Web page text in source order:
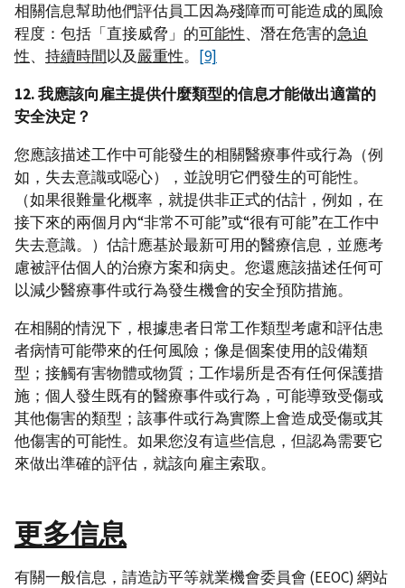
相關信息幫助他們評估員工因為殘障而可能造成的風險
程度：包括「直接威脅」的可能性、潛在危害的急迫
性、 持續時間以及嚴重性。 [9]
12. 我應該向雇主提供什麼類型的信息才能做出適當的
安全決定？
您應該描述工作中可能發生的相關醫療事件或行為（例
如，失去意識或噁心），並說明它們發生的可能性。
（如果很難量化概率，就提供非正式的估計，例如，在
接下來的兩個月內“非常不可能”或“很有可能”在工作中
失去意識。）估計應基於最新可用的醫療信息，並應考
慮被評估個人的治療方案和病史。您還應該描述任何可
以減少醫療事件或行為發生機會的安全預防措施。
在相關的情況下，根據患者日常工作類型考慮和評估患
者病情可能帶來的任何風險；像是個案使用的設備類
型；接觸有害物體或物質；工作場所是否有任何保護措
施；個人發生既有的醫療事件或行為，可能導致受傷或
其他傷害的類型；該事件或行為實際上會造成受傷或其
他傷害的可能性。如果您沒有這些信息，但認為需要它
來做出準確的評估，就該向雇主索取。
更多信息
有關一般信息，請造訪平等就業機會委員會 (EEOC) 網站